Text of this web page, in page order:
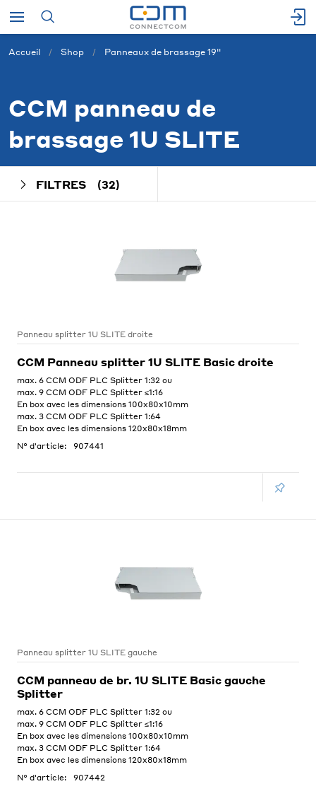
Accueil Shop Panneaux de brassage 19''
CCM panneau de
brassage 1U SLITE
FILTRES (32)
Panneau splitter 1U SLITE droite
CCM Panneau splitter 1U SLITE Basic droite
max. 6 CCM ODF PLC Splitter 1:32 ou
max. 9 CCM ODF PLC Splitter ≤1:16
En box avec les dimensions 100x80x10mm
max. 3 CCM ODF PLC Splitter 1:64
En box avec les dimensions 120x80x18mm
N° d'article:
907441
Panneau splitter 1U SLITE gauche
CCM panneau de br. 1U SLITE Basic gauche
Splitter
max. 6 CCM ODF PLC Splitter 1:32 ou
max. 9 CCM ODF PLC Splitter ≤1:16
En box avec les dimensions 100x80x10mm
max. 3 CCM ODF PLC Splitter 1:64
En box avec les dimensions 120x80x18mm
N° d'article:
907442